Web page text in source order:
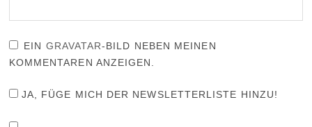
EIN GRAVATAR-BILD NEBEN MEINEN
KOMMENTAREN ANZEIGEN.
JA, FÜGE MICH DER NEWSLETTERLISTE HINZU!